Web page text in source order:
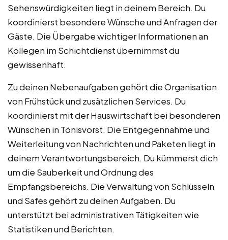
Sehenswürdigkeiten liegt in deinem Bereich. Du
koordinierst besondere Wünsche und Anfragen der
Gäste. Die Übergabe wichtiger Informationen an
Kollegen im Schichtdienst übernimmst du
gewissenhaft.
Zu deinen Nebenaufgaben gehört die Organisation
von Frühstück und zusätzlichen Services. Du
koordinierst mit der Hauswirtschaft bei besonderen
Wünschen in Tönisvorst. Die Entgegennahme und
Weiterleitung von Nachrichten und Paketen liegt in
deinem Verantwortungsbereich. Du kümmerst dich
um die Sauberkeit und Ordnung des
Empfangsbereichs. Die Verwaltung von Schlüsseln
und Safes gehört zu deinen Aufgaben. Du
unterstützt bei administrativen Tätigkeiten wie
Statistiken und Berichten.